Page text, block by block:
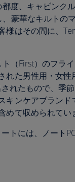
度、キャビンク
豪華なキルトの
様はその間に、
（First）のフラ
れた男性用・女
れたもので、季
ンケアブランド
て収められてい
トには、ノート